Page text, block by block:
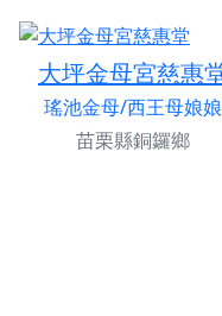
大坪金母宮慈惠
瑤池金母/西王母娘娘
苗栗縣銅鑼鄉